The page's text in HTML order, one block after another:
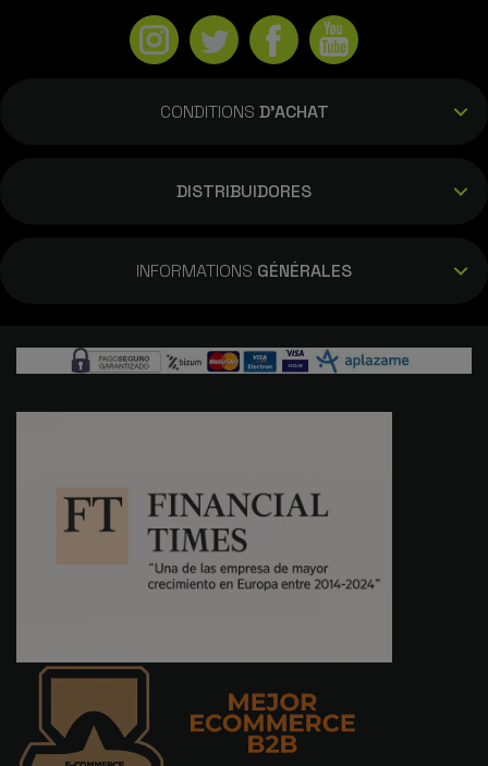
CONDITIONS D'ACHAT
DISTRIBUIDORES
INFORMATIONS GÉNÉRALES